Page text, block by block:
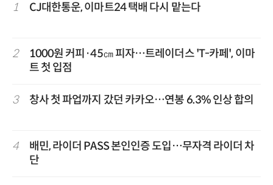
1 CJ대한통운, 이마트24 택배 다시 맡는다
2
1000원 커피·45㎝ 피자…트레이더스 'T-카페', 이마
트 첫 입점
3 창사 첫 파업까지 갔던 카카오…연봉 6.3% 인상 합의
4
배민, 라이더 PASS 본인인증 도입…무자격 라이더 차
단